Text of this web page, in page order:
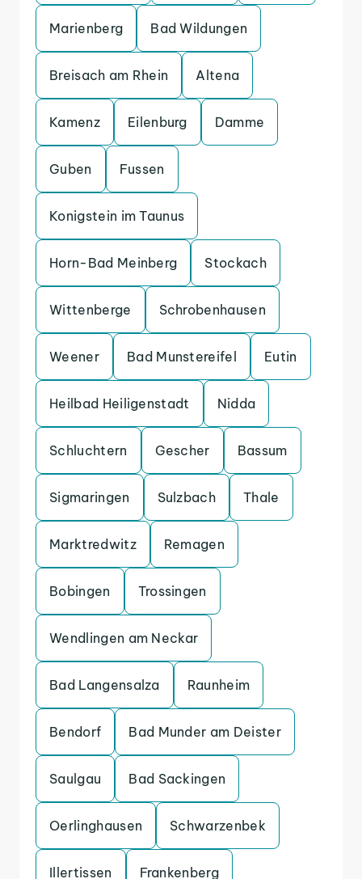
Marienberg Bad Wildungen
Breisach am Rhein Altena
Kamenz Eilenburg Damme
Guben Fussen
Konigstein im Taunus
Horn-Bad Meinberg Stockach
Wittenberge Schrobenhausen
Weener Bad Munstereifel Eutin
Heilbad Heiligenstadt Nidda
Schluchtern Gescher Bassum
Sigmaringen Sulzbach Thale
Marktredwitz Remagen
Bobingen Trossingen
Wendlingen am Neckar
Bad Langensalza Raunheim
Bendorf Bad Munder am Deister
Saulgau Bad Sackingen
Oerlinghausen Schwarzenbek
Illertissen Frankenberg